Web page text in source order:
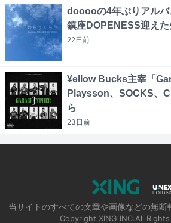
dooooの4年ぶりアルバ
鎮座DOPENESS迎え
22日前
¥ellow Bucks主宰「
Playsson、SOCKS、
ら
23日前
当サイトのすべての文章や画像などの無断
Copyright XING INC.All Rights